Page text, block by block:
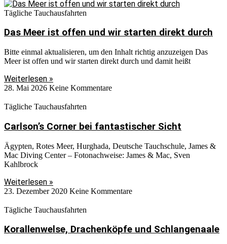
Tägliche Tauchausfahrten
Das Meer ist offen und wir starten direkt durch
Bitte einmal aktualisieren, um den Inhalt richtig anzuzeigen Das
Meer ist offen und wir starten direkt durch und damit heißt
Weiterlesen »
28. Mai 2026 Keine Kommentare
Tägliche Tauchausfahrten
Carlson’s Corner bei fantastischer Sicht
Ägypten, Rotes Meer, Hurghada, Deutsche Tauchschule, James &
Mac Diving Center – Fotonachweise: James & Mac, Sven
Kahlbrock
Weiterlesen »
23. Dezember 2020 Keine Kommentare
Tägliche Tauchausfahrten
Korallenwelse, Drachenköpfe und Schlangenaale